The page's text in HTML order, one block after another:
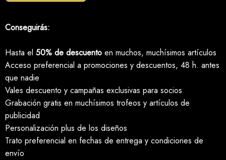
Conseguirás:
Hasta el 50% de descuento en muchos, muchísimos artículos
Acceso preferencial a promociones y descuentos, 48 h. antes
que nadie
Vales descuento y campañas exclusivas para socios
Grabación gratis en muchísimos trofeos y artículos de
publicidad
Personalización plus de los diseños
Trato preferencial en fechas de entrega y condiciones de
envío